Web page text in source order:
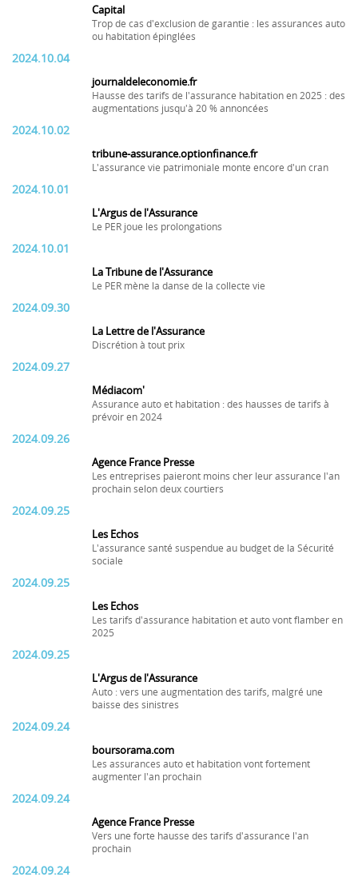
Capital
Trop de cas d'exclusion de garantie : les assurances auto
ou habitation épinglées
2024.10.04
journaldeleconomie.fr
Hausse des tarifs de l'assurance habitation en 2025 : des
augmentations jusqu'à 20 % annoncées
2024.10.02
tribune-assurance.optionfinance.fr
L'assurance vie patrimoniale monte encore d'un cran
2024.10.01
L'Argus de l'Assurance
Le PER joue les prolongations
2024.10.01
La Tribune de l'Assurance
Le PER mène la danse de la collecte vie
2024.09.30
La Lettre de l'Assurance
Discrétion à tout prix
2024.09.27
Médiacom'
Assurance auto et habitation : des hausses de tarifs à
prévoir en 2024
2024.09.26
Agence France Presse
Les entreprises paieront moins cher leur assurance l'an
prochain selon deux courtiers
2024.09.25
Les Echos
L'assurance santé suspendue au budget de la Sécurité
sociale
2024.09.25
Les Echos
Les tarifs d'assurance habitation et auto vont flamber en
2025
2024.09.25
L'Argus de l'Assurance
Auto : vers une augmentation des tarifs, malgré une
baisse des sinistres
2024.09.24
boursorama.com
Les assurances auto et habitation vont fortement
augmenter l'an prochain
2024.09.24
Agence France Presse
Vers une forte hausse des tarifs d'assurance l'an
prochain
2024.09.24